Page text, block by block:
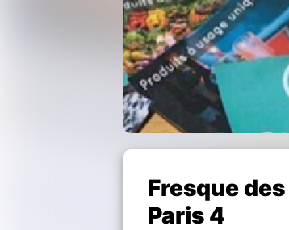
Fresque
Paris 4